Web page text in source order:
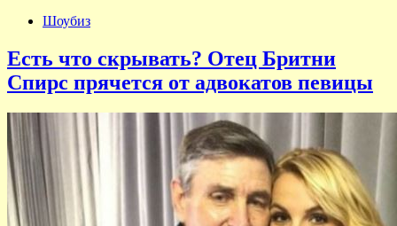
Шоубиз
Есть что скрывать? Отец Бритни
Спирс прячется от адвокатов певицы